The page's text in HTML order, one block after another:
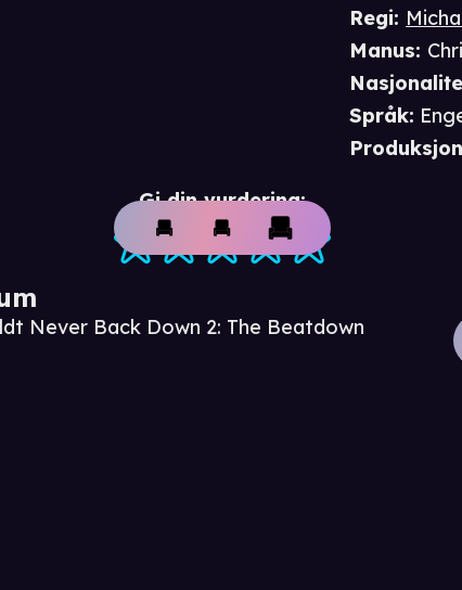
Gi din vurdering:
Never Back Down 2: The Beatdown
Regi:
Manus:
Språk: